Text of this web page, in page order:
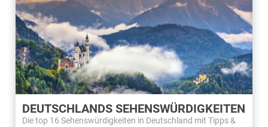
DEUTSCHLANDS SEHENSWÜRDIGKEITEN
Die top 16 Sehenswürdigkeiten in Deutschland mit Tipps &